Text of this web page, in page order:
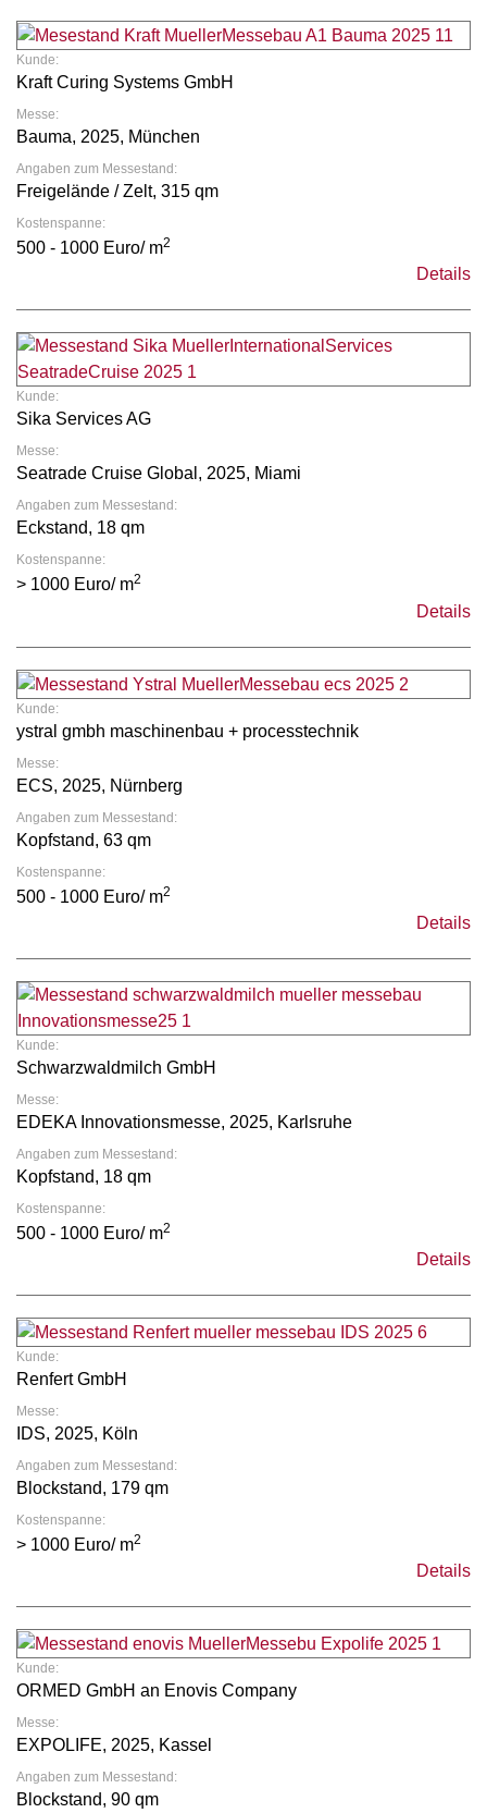
Kunde:
Kraft Curing Systems GmbH
Messe:
Bauma, 2025, München
Angaben zum Messestand:
Freigelände / Zelt, 315 qm
Kostenspanne:
500 - 1000 Euro/ m2
Details
Kunde:
Sika Services AG
Messe:
Seatrade Cruise Global, 2025, Miami
Angaben zum Messestand:
Eckstand, 18 qm
Kostenspanne:
> 1000 Euro/ m2
Details
Kunde:
ystral gmbh maschinenbau + processtechnik
Messe:
ECS, 2025, Nürnberg
Angaben zum Messestand:
Kopfstand, 63 qm
Kostenspanne:
500 - 1000 Euro/ m2
Details
Kunde:
Schwarzwaldmilch GmbH
Messe:
EDEKA Innovationsmesse, 2025, Karlsruhe
Angaben zum Messestand:
Kopfstand, 18 qm
Kostenspanne:
500 - 1000 Euro/ m2
Details
Kunde:
Renfert GmbH
Messe:
IDS, 2025, Köln
Angaben zum Messestand:
Blockstand, 179 qm
Kostenspanne:
> 1000 Euro/ m2
Details
Kunde:
ORMED GmbH an Enovis Company
Messe:
EXPOLIFE, 2025, Kassel
Angaben zum Messestand:
Blockstand, 90 qm